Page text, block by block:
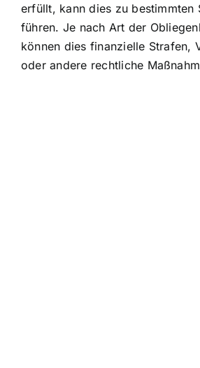
erfüllt, kann dies zu bestimmten
führen. Je nach Art der
können dies finanzielle Strafen,
oder andere rechtliche